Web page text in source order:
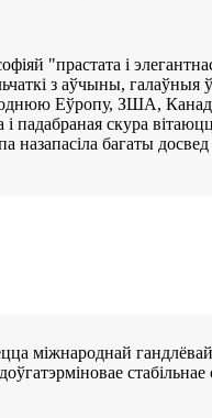
"прастата і
з аўчыны,
Еўропу, ЗША,
падабраная скура
багаты
міжнароднай